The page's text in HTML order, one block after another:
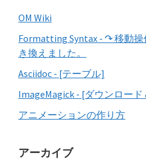
OM Wiki
Formatting Syntax - ↷ 移動
き換えました。
Asciidoc - [テーブル]
ImageMagick - [ダウンロー
アニメーションの作り方
アーカイブ